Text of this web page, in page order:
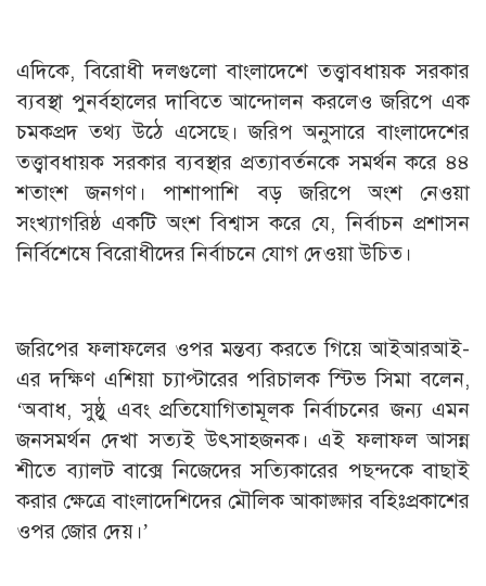
এদিকে, বিরোধী দলগুলো বাংলাদেশে তত্ত্বাবধায়ক সরকার
ব্যবস্থা পুনর্বহালের দাবিতে আন্দোলন করলেও জরিপে এক
চমকপ্রদ তথ্য উঠে এসেছে। জরিপ অনুসারে বাংলাদেশের
তত্ত্বাবধায়ক সরকার ব্যবস্থার প্রত্যাবর্তনকে সমর্থন করে ৪৪
শতাংশ জনগণ। পাশাপাশি বড় জরিপে অংশ নেওয়া
সংখ্যাগরিষ্ঠ একটি অংশ বিশ্বাস করে যে, নির্বাচন প্রশাসন
নির্বিশেষে বিরোধীদের নির্বাচনে যোগ দেওয়া উচিত।
জরিপের ফলাফলের ওপর মন্তব্য করতে গিয়ে আইআরআই-
এর দক্ষিণ এশিয়া চ্যাপ্টারের পরিচালক স্টিভ সিমা বলেন,
‘অবাধ, সুষ্ঠু এবং প্রতিযোগিতামূলক নির্বাচনের জন্য এমন
জনসমর্থন দেখা সত্যই উৎসাহজনক। এই ফলাফল আসন্ন
শীতে ব্যালট বাক্সে নিজেদের সত্যিকারের পছন্দকে বাছাই
করার ক্ষেত্রে বাংলাদেশিদের মৌলিক আকাঙ্ক্ষার বহিঃপ্রকাশের
ওপর জোর দেয়।’